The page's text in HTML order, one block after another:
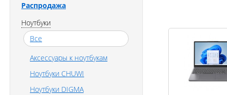
Распродажа
Ноутбуки
Все
Аксессуары к ноутбукам
Ноутбуки CHUWI
Ноутбуки DIGMA